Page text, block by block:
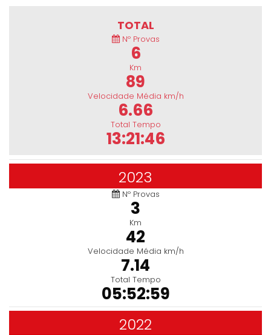
TOTAL
Nº Provas
6
Km
89
Velocidade Média km/h
6.66
Total Tempo
13:21:46
2023
Nº Provas
3
Km
42
Velocidade Média km/h
7.14
Total Tempo
05:52:59
2022